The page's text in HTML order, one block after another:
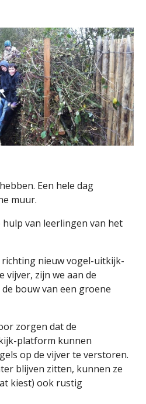
Een hele dag
muur.
hulp van leerlingen van het
nieuw vogel-uitkijk-
zijn we aan de
bouw van een groene
zorgen dat de
platform kunnen
op de vijver te verstoren.
blijven zitten, kunnen ze
kiest) ook rustig